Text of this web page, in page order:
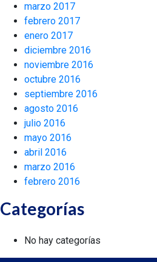
marzo 2017
febrero 2017
enero 2017
diciembre 2016
noviembre 2016
octubre 2016
septiembre 2016
agosto 2016
julio 2016
mayo 2016
abril 2016
marzo 2016
febrero 2016
Categorías
No hay categorías